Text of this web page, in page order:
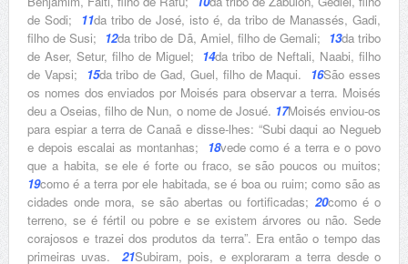
de Sodi;
11da tribo de José, isto é, da tribo de Manassés, Gadi,
filho de Susi; 12da tribo de Dã, Amiel, filho de Gemali; 13da tribo
de Aser, Setur, filho de Miguel; 14da tribo de Neftali, Naabi, filho
de Vapsi;
15da tribo de Gad, Guel, filho de Maqui. 16São esses
os nomes dos enviados por Moisés para observar a terra. Moisés
deu a Oseias, filho de Nun, o nome de Josué. 17Moisés enviou-os
para espiar a terra de Canaã e disse-lhes: “Subi daqui ao Negueb
e depois escalai as montanhas; 18vede como é a terra e o povo
que a habita, se ele é forte ou fraco, se são poucos ou muitos;
19como é a terra por ele habitada, se é boa ou ruim; como são as
cidades onde mora, se são abertas ou fortificadas; 20como é o
terreno, se é fértil ou pobre e se existem árvores ou não. Sede
corajosos e trazei dos produtos da terra”. Era então o tempo das
primeiras uvas.
21Subiram, pois, e exploraram a terra desde o